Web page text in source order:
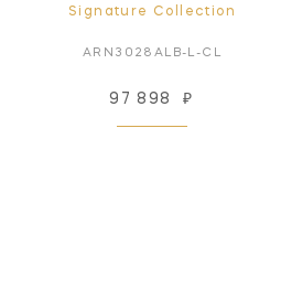
Signature Collection
ARN3028ALB-L-CL
97 898 ₽